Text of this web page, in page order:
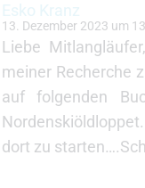
Esko Kranz
13. Dezember 2023 um
Liebe
meiner Recherche
auf folgenden
dort zu